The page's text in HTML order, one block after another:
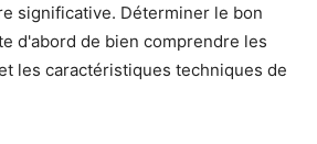
significative. Déterminer le bon
d'abord de bien comprendre les
les caractéristiques techniques de